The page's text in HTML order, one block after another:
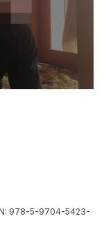
978-5-9704-5423-